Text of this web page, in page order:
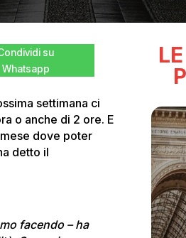
su
Whatsapp
settimana ci
o anche di 2 ore. E
dove poter
detto il
facendo – ha